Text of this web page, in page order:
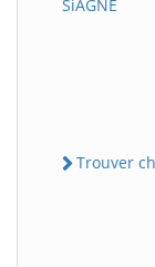
SiAGNE
Trouver